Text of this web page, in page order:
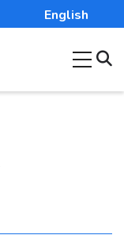
English